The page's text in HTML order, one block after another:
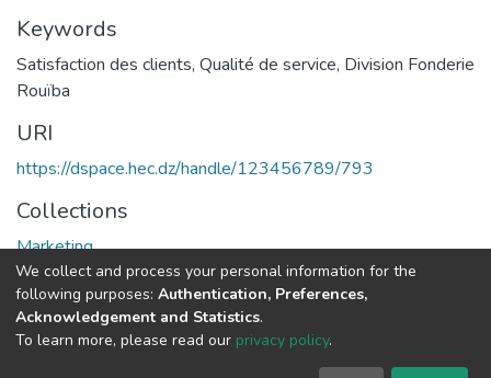
Keywords
Satisfaction des clients, Qualité de service, Division Fonderie
Rouïba
URI
https://dspace.hec.dz/handle/123456789/793
Collections
Marketing
Full item page
DSpace software copyright © 2002-2026
We collect and process your personal information for the
following purposes: Authentication, Preferences,
Acknowledgement and Statistics.
To learn more, please read our privacy policy.